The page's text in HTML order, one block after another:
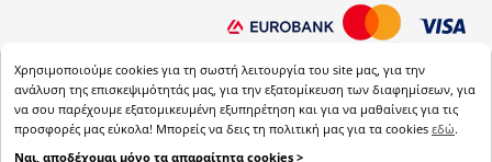
Χρησιμοποιούμε cookies για τη σωστή λειτουργία του site μας, για την
ανάλυση της επισκεψιμότητάς μας, για την εξατομίκευση των διαφημίσεων, για
να σου παρέχουμε εξατομικευμένη εξυπηρέτηση και για να μαθαίνεις για τις
προσφορές μας εύκολα! Μπορείς να δεις τη πολιτική μας για τα cookies εδώ.
Ναι, αποδέχομαι μόνο τα απαραίτητα cookies >